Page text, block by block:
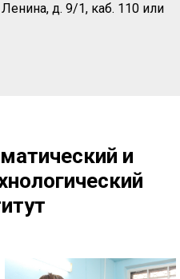
Ленина, д. 9/1, каб. 110 или
и